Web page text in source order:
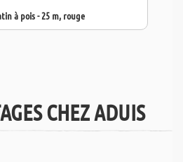
à pois - 25 m, rouge
CHEZ ADUIS